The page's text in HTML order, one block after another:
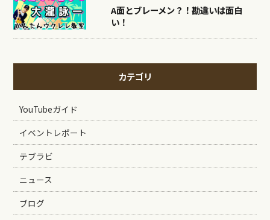
A面とブレーメン？！勘違いは面白
い！
カテゴリ
YouTubeガイド
イベントレポート
テブラビ
ニュース
ブログ